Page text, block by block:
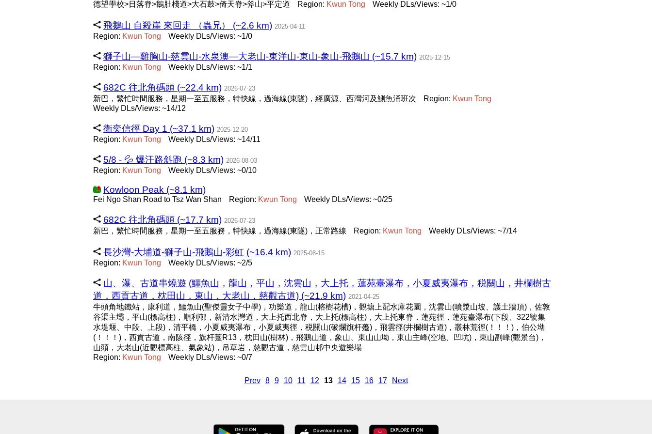
德望學校>日落脊>鵝肚棧道>大石鼓>倚天脊>斧山>平定道 Region: Kwun Tong Weekly DLs/Views: ~1/0
飛鵝山 自殺崖 來回走 （蟲兄） (~2.6 km) 2025-04-11
Region: Kwun Tong Weekly DLs/Views: ~1/0
獅子山—雞胸山-慈雲山-水泉澳—大老山-東洋山-東山-象山-飛鵝山 (~15.7 km) 2025-12-15
Region: Kwun Tong Weekly DLs/Views: ~1/1
682C 往北角碼頭 (~22.4 km) 2026-07-23
新巴，繁忙時間服務，星期一至五服務，特快線，過海線(東隧)，經廣源、西灣河及鰂魚涌班次 Region: Kwun Tong
Weekly DLs/Views: ~14/12
衛奕信徑 Day 1 (~37.1 km) 2025-12-20
Region: Kwun Tong Weekly DLs/Views: ~14/11
5/8 - 💦 爆汗路斜跑 (~8.3 km) 2026-08-03
Region: Kwun Tong Weekly DLs/Views: ~0/10
Kowloon Peak (~8.1 km)
Fei Ngo Shan Road to Tsz Wan Shan Region: Kwun Tong Weekly DLs/Views: ~0/25
682C 往北角碼頭 (~17.7 km) 2026-07-23
新巴，繁忙時間服務，星期一至五服務，特快線，過海線(東隧)，正常路線 Region: Kwun Tong Weekly DLs/Views: ~7/14
長沙灣-大埔道-獅子山-飛鵝山-彩虹 (~16.4 km) 2025-08-15
Region: Kwun Tong Weekly DLs/Views: ~2/5
山、瀑、古道串燒遊 (鱷魚山，龍山，平山，沈雲山，大上托，蓮苑臺瀑布，小夏威夷瀑布，税關山，井欄樹古
道，西貢古道，枕田山，東山，大老山，慈觀古道) (~21.9 km) 2021-04-25
牛頭角地鐵站，康利道，鱷魚山(聖傑靈女子中學)，功樂道，龍山(榕樹花槽)，觀塘上配水庫花園，沈雲山(噴漿山坡、護土牆頂)，佐敦
谷渠主壩，平山(標高柱)，順利邨，新清水灣道，大上托西北脊，大上托(標高柱)，大上托東脊，蓮苑徑，蓮苑臺瀑布(下段、322號集
水堤堰、中段、上段)，清平橋，小夏威夷瀑布，小夏威夷徑，税關山(破爛旗杆躉)，飛雲徑(井欄樹古道)，叢林荒徑(！！！)，伯公坳
(！！！)，西貢古道，南陔徑，旗杆躉R13，枕田山(樹林)，飛鵝山道，象山、東山山坳，東山主峰(空地、凹坑)，東山副峰(觀景台)，
山頭，大老山(近觀標高柱、氣象站)，吊草岩，慈觀古道，慈雲山邨中央遊樂場
Region: Kwun Tong Weekly DLs/Views: ~0/7
Prev 8 9 10 11 12 13 14 15 16 17 Next